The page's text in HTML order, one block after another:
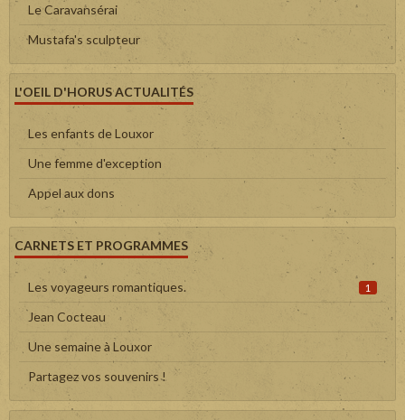
Le Caravansérai
Mustafa's sculpteur
L'OEIL D'HORUS ACTUALITÉS
Les enfants de Louxor
Une femme d'exception
Appel aux dons
CARNETS ET PROGRAMMES
Les voyageurs romantiques. 1
Jean Cocteau
Une semaine à Louxor
Partagez vos souvenirs !